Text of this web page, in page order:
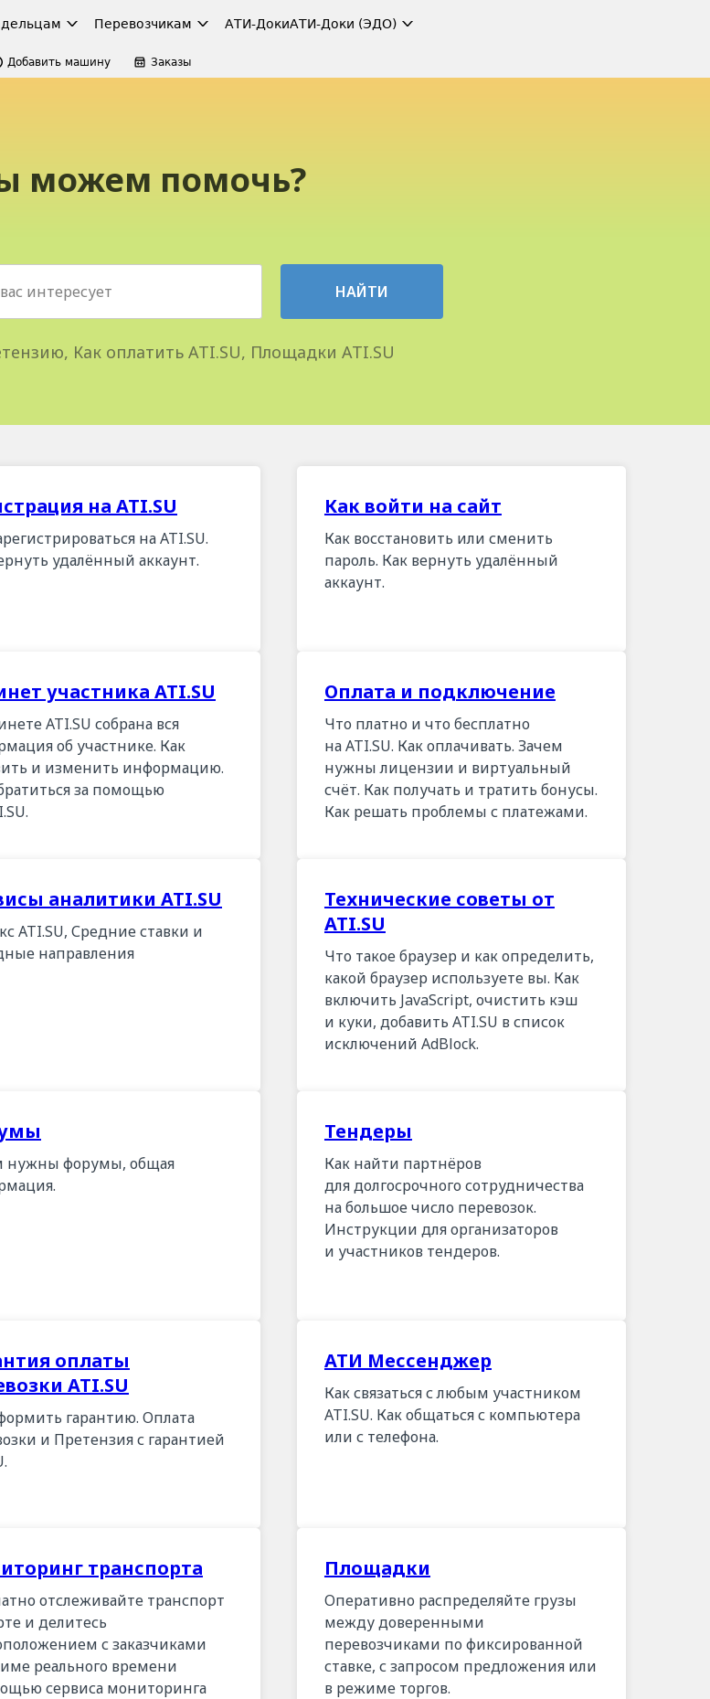
Перевозчикам АТИ-ДокиАТИ-Доки (ЭДО)
Добавить машину Заказы
можем помочь?
НАЙТИ
Как оплатить ATI.SU, Площадки ATI.SU
на ATI.SU
на ATI.SU.
удалённый аккаунт.
Как войти на сайт
Как восстановить или сменить
пароль. Как вернуть удалённый
аккаунт.
участника ATI.SU
ATI.SU собрана вся
об участнике. Как
и изменить информацию.
за помощью
Оплата и подключение
Что платно и что бесплатно
на ATI.SU. Как оплачивать. Зачем
нужны лицензии и виртуальный
счёт. Как получать и тратить бонусы.
Как решать проблемы с платежами.
аналитики ATI.SU
ATI.SU, Средние ставки и
направления
Технические советы от
ATI.SU
Что такое браузер и как определить,
какой браузер используете вы. Как
включить JavaScript, очистить кэш
и куки, добавить ATI.SU в список
исключений AdBlock.
нужны форумы, общая
Тендеры
Как найти партнёров
для долгосрочного сотрудничества
на большое число перевозок.
Инструкции для организаторов
и участников тендеров.
оплаты
ATI.SU
гарантию. Оплата
и Претензия с гарантией
АТИ Мессенджер
Как связаться с любым участником
ATI.SU. Как общаться с компьютера
или с телефона.
транспорта
отслеживайте транспорт
и делитесь
с заказчиками
реального времени
сервиса мониторинга
Площадки
Оперативно распределяйте грузы
между доверенными
перевозчиками по фиксированной
ставке, с запросом предложения или
в режиме торгов.